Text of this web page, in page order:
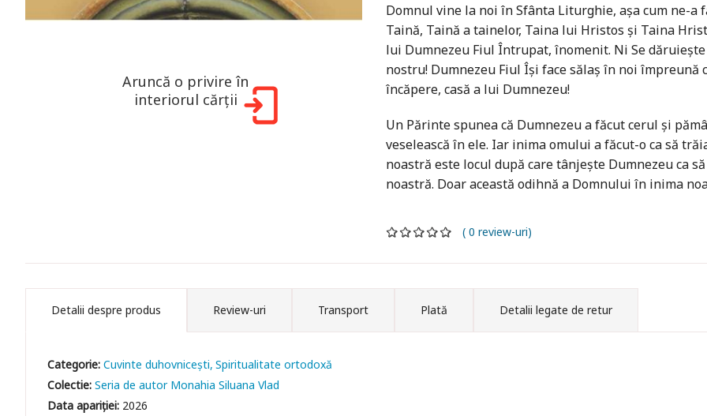
Aruncă o privire în
interiorul cărții
Domnul vine la noi în Sfânta Liturghie, așa cum ne-a
Taină, Taină a tainelor, Taina lui Hristos și Taina
lui Dumnezeu Fiul Întrupat, înomenit. Ni Se
nostru! Dumnezeu Fiul Își face sălaș în noi împreună
încăpere, casă a lui Dumnezeu!
Un Părinte spunea că Dumnezeu a făcut cerul și
veselească în ele. Iar inima omului a făcut-o ca să
noastră este locul după care tânjește Dumnezeu ca
noastră. Doar această odihnă a Domnului în inima
( 0 review-uri)
Detalii despre produs Review-uri Transport Plată Detalii legate de retur
Categorie:Cuvinte duhovniceşti Spiritualitate ortodoxă
Colectie:Seria de autor Monahia Siluana Vlad
Data apariției: 2026